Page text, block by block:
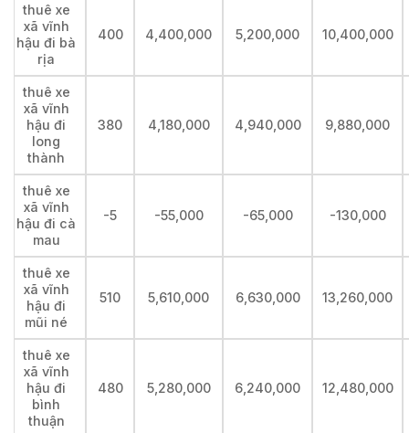
thuê xe
xã vĩnh
hậu đi bà
rịa
400 4,400,000 5,200,000 10,400,000
thuê xe
xã vĩnh
hậu đi
long
thành
380 4,180,000 4,940,000 9,880,000
thuê xe
xã vĩnh
hậu đi cà
mau
-5 -55,000 -65,000 -130,000
thuê xe
xã vĩnh
hậu đi
mũi né
510 5,610,000 6,630,000 13,260,000
thuê xe
xã vĩnh
hậu đi
bình
thuận
480 5,280,000 6,240,000 12,480,000